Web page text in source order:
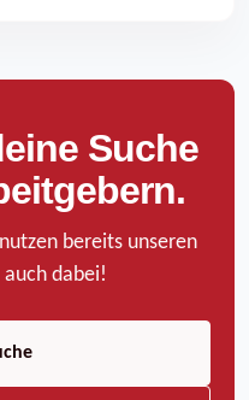
Suche
bereits unseren
dabei!